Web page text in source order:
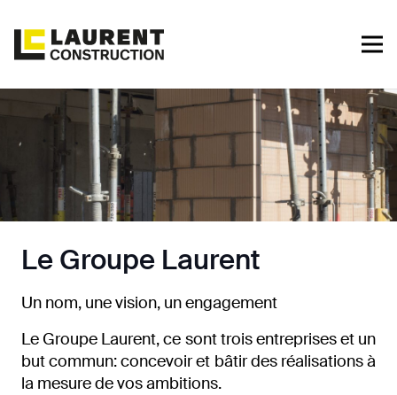
Le Groupe Laurent
Un nom, une vision, un engagement
Le Groupe Laurent, ce sont trois entreprises et un
but commun: concevoir et bâtir des réalisations à
la mesure de vos ambitions.